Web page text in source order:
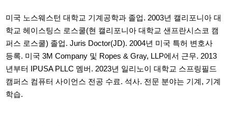
미국 노스웨스턴 대학교 기계공학과 졸업. 2003년 캘리포니아 대
학교 헤이스팅스 로스쿨(현 캘리포니아 대학교 샌프란시스코 캠
퍼스 로스쿨) 졸업. Juris Doctor(JD). 2004년 미국 특허 변호사
등록. 미국 3M Company 및 Ropes & Gray, LLP에서 근무. 2013
년부터 IPUSA PLLC 멤버. 2023년 일리노이 대학교 스프링필드
캠퍼스 컴퓨터 사이언스 전공 수료. 석사. 전문 분야는 기계, 기계
학습.